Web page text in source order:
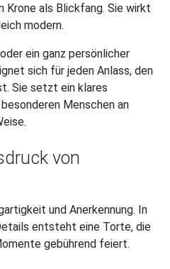
Krone als Blickfang. Sie wirkt
modern.
ein ganz persönlicher
sich für jeden Anlass, den
Sie setzt ein klares
Menschen an
von
und Anerkennung. In
entsteht eine Torte, die
gebührend feiert.